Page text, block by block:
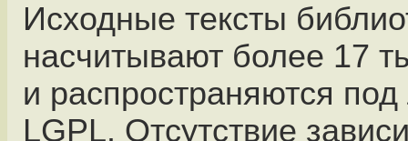
Исходные тексты
насчитывают более 17
и распространяются
LGPL. Отсутствие